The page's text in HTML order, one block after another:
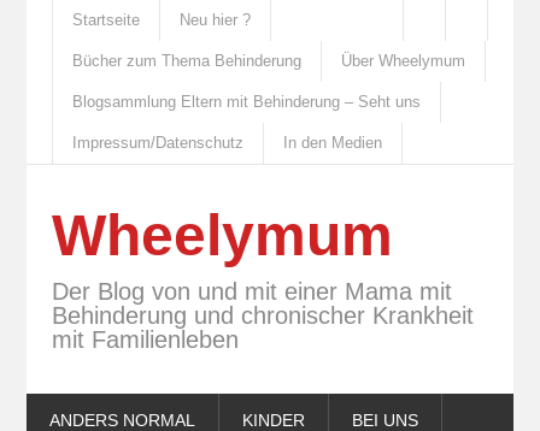
Startseite Neu hier ?
Bücher zum Thema Behinderung Über Wheelymum
Blogsammlung Eltern mit Behinderung – Seht uns
Impressum/Datenschutz In den Medien
Wheelymum
Der Blog von und mit einer Mama mit
Behinderung und chronischer Krankheit
mit Familienleben
ANDERS NORMAL KINDER BEI UNS